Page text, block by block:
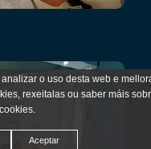
o uso desta web e
rexeitalas ou saber máis
Aceptar